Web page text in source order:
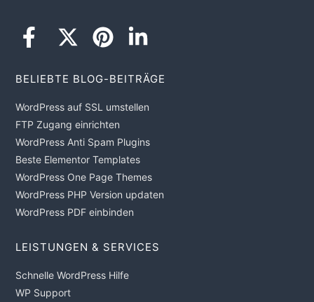
BELIEBTE BLOG-BEITRÄGE
WordPress auf SSL umstellen
FTP Zugang einrichten
WordPress Anti Spam Plugins
Beste Elementor Templates
WordPress One Page Themes
WordPress PHP Version updaten
WordPress PDF einbinden
LEISTUNGEN & SERVICES
Schnelle WordPress Hilfe
WP Support